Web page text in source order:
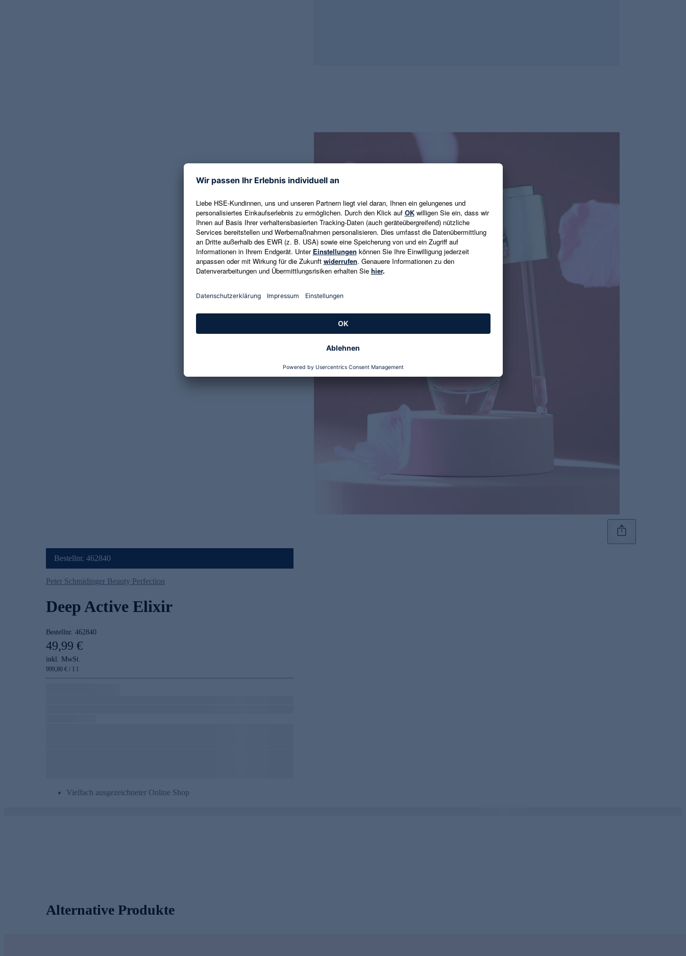
Bestellnr. 462840
Peter Schmidinger Beauty Perfection
Deep Active Elixir
Bestellnr. 462840
49,99 €
inkl. MwSt.
999,80 € / 1 l
Vielfach ausgezeichneter Online Shop
Alternative Produkte